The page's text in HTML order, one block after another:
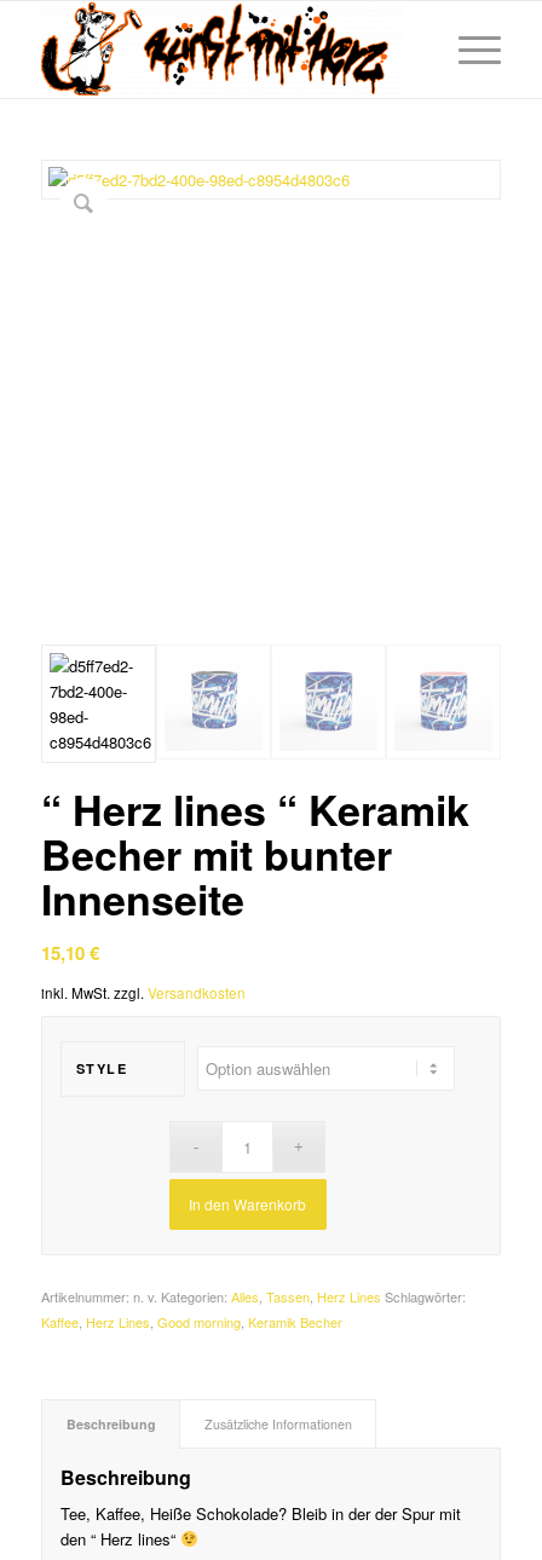
“ Herz lines “ Keramik
Becher mit bunter
Innenseite
15,10€
inkl. MwSt. zzgl. Versandkosten
STYLE
In den Warenkorb
Artikelnummer: n. v. Kategorien: Alles Tassen, Herz Lines Schlagwörter:
Kaffee, Herz Lines Good morning, Keramik Becher
Beschreibung Zusätzliche Informationen
Beschreibung
Tee, Kaffee, Heiße Schokolade? Bleib in der der Spur mit
den “ Herz lines“